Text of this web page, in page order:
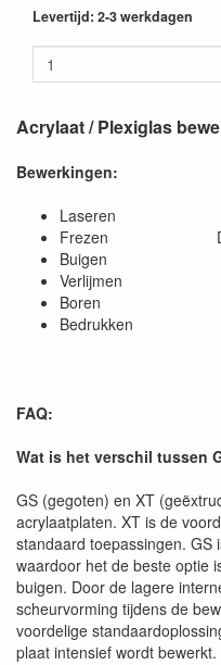
Levertijd: 2-3 werkdagen
Acrylaat / Plexiglas
Bewerkingen:
Laseren
Frezen
Buigen
Verlijmen
Boren
Bedrukken
FAQ:
Wat is het verschil tussen
GS (gegoten) en XT
acrylaatplaten. XT is de
standaard toepassingen. GS
waardoor het de beste optie
buigen. Door de lagere
scheurvorming tijdens de
voordelige
plaat intensief wordt bewerkt.